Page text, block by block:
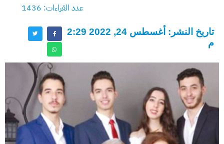
عدد القراءات: 1436
تاريخ النشر: أغسطس 24, 2022 2:29
م